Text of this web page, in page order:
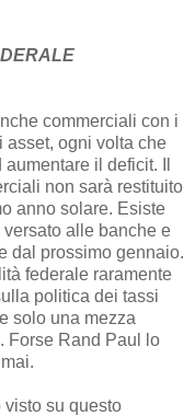
commerciali con i
asset, ogni volta che
il deficit. Il
non sarà restituito
anno solare. Esiste
alle banche e
dal prossimo gennaio.
federale raramente
politica dei tassi
solo una mezza
Forse Rand Paul lo
su questo